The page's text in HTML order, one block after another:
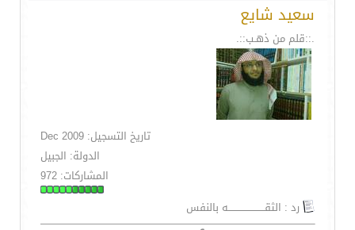
سعيد شايع
.::قلم من ذهـب::.
تاريخ التسجيل: Dec 2009
الدولة: الجبيل
المشاركات: 972
رد : الثقـــــــــــــــــــــــه بالنفس